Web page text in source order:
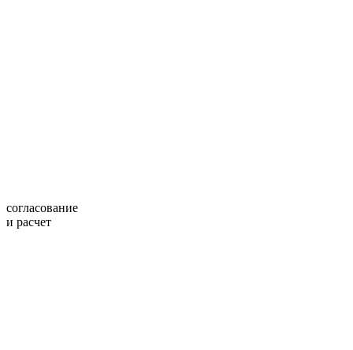
согласование
и расчет